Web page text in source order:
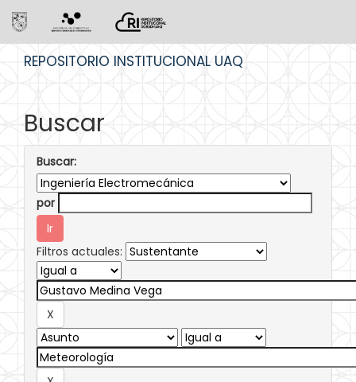
REPOSITORIO INSTITUCIONAL UAQ
Buscar
Buscar:
por
Filtros actuales: